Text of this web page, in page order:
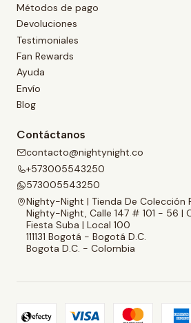
Métodos de pago
Devoluciones
Testimoniales
Fan Rewards
Ayuda
Envío
Blog
Contáctanos
contacto@nightynight.co
+573005543250
573005543250
Nighty-Night | Tienda De Colección
Nighty-Night, Calle 147 # 101 - 56 |
Fiesta Suba | Local 100
111131 Bogotá - Bogotá D.C.
Bogota D.C. - Colombia